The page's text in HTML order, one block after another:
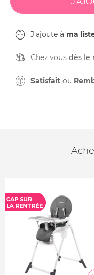
J'ajoute à ma
Chez vous dès le
Satisfait ou